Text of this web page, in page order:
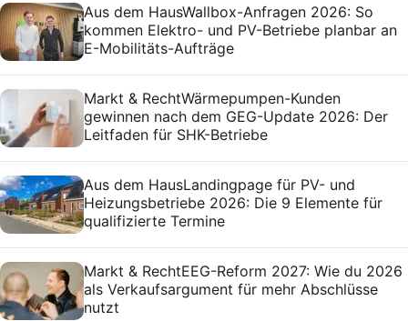
Aus dem HausWallbox-Anfragen 2026: So
kommen Elektro- und PV-Betriebe planbar an
E-Mobilitäts-Aufträge
Markt & RechtWärmepumpen-Kunden
gewinnen nach dem GEG-Update 2026: Der
Leitfaden für SHK-Betriebe
Aus dem HausLandingpage für PV- und
Heizungsbetriebe 2026: Die 9 Elemente für
qualifizierte Termine
Markt & RechtEEG-Reform 2027: Wie du 2026
als Verkaufsargument für mehr Abschlüsse
nutzt